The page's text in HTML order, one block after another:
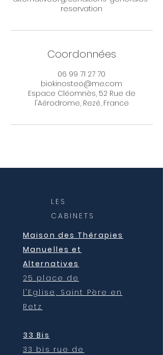
reservation
Coordonnées
06 99 71 27 70
biokinosteo@me.com
Espace Cléomnès, 52 Rue de
l'Aérodrome, Rezé, France
LES
CABINETS
Maison des Thérapies
Manuelles et
Alternatives
25 place de
l'Eglise, Saint Père en
Retz
33 Bis
33 bis rue de